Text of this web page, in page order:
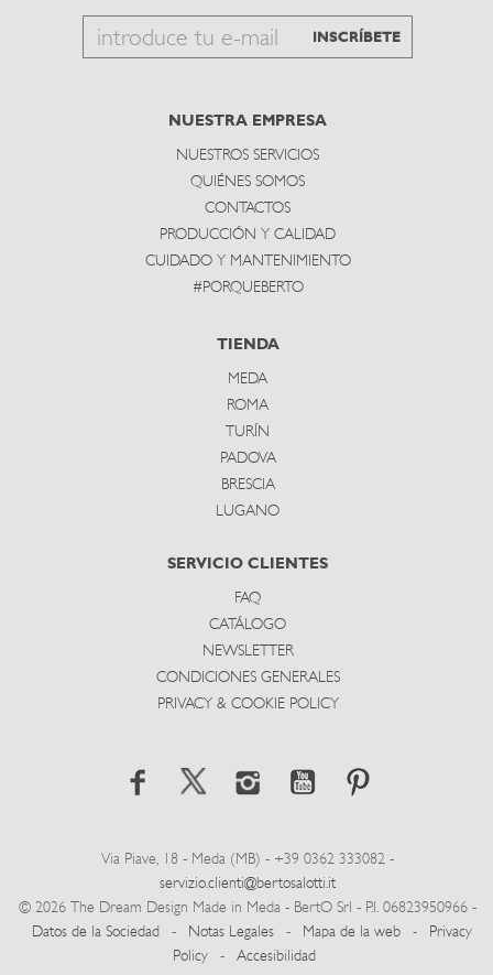
Email
subscribe
INSCRÍBETE
NUESTRA EMPRESA
NUESTROS SERVICIOS
QUIÉNES SOMOS
CONTACTOS
PRODUCCIÓN Y CALIDAD
CUIDADO Y MANTENIMIENTO
#PORQUEBERTO
TIENDA
MEDA
ROMA
TURÍN
PADOVA
BRESCIA
LUGANO
SERVICIO CLIENTES
FAQ
CATÁLOGO
NEWSLETTER
CONDICIONES GENERALES
PRIVACY & COOKIE POLICY
Via Piave, 18 - Meda (MB) - +39 0362 333082 -
servizio.clienti@bertosalotti.it
© 2026 The Dream Design Made in Meda - BertO Srl - P.I. 06823950966 -
Datos de la Sociedad
- Notas Legales - Mapa de la web -
Privacy
Policy
- Accesibilidad